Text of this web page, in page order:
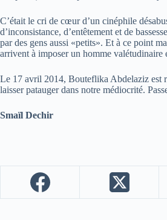
C’était le cri de cœur d’un cinéphile
d’inconsistance, d’entêtement et de
par des gens aussi «petits». Et à ce point
arrivent à imposer un homme valétudinaire
Le 17 avril 2014, Bouteflika Abdelaziz est
laisser patauger dans notre médiocrité.
Smaïl Dechir